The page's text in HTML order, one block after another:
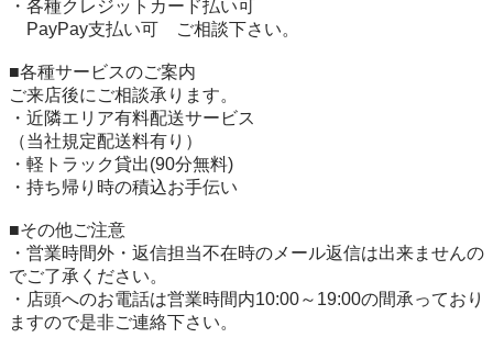
・各種クレジットカード払い可
PayPay支払い可　ご相談下さい。
■各種サービスのご案内
ご来店後にご相談承ります。
・近隣エリア有料配送サービス
（当社規定配送料有り）
・軽トラック貸出(90分無料)
・持ち帰り時の積込お手伝い
■その他ご注意
・営業時間外・返信担当不在時のメール返信は出来ませんの
でご了承ください。
・店頭へのお電話は営業時間内10:00～19:00の間承っており
ますので是非ご連絡下さい。